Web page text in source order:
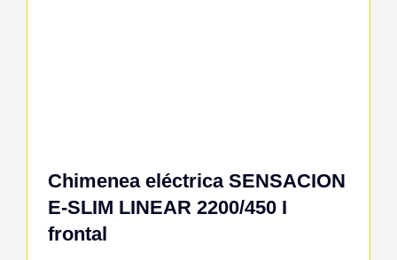
Chimenea eléctrica SENSACION
E-SLIM LINEAR 2200/450 I
frontal